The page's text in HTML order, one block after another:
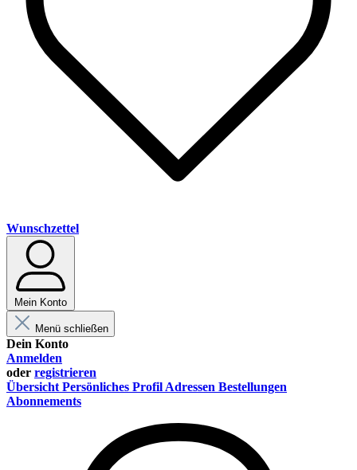
Wunschzettel
Mein Konto
Menü schließen
Dein Konto
Anmelden
oder registrieren
Übersicht Persönliches Profil Adressen Bestellungen
Abonnements